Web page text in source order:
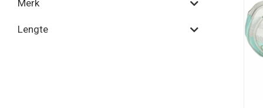
DETAILS
Merk
Lengte